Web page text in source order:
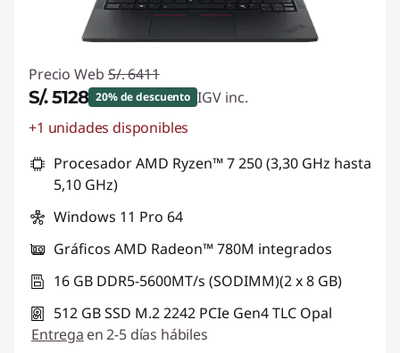
Precio Web S/. 6411
S/. 5128 20% de descuento IGV inc.
Ahorros instantáneos :
+1 unidades disponibles
Procesador AMD Ryzen™ 7 250 (3,30 GHz hasta
5,10 GHz)
Windows 11 Pro 64
Gráficos AMD Radeon™ 780M integrados
16 GB DDR5-5600MT/s (SODIMM)(2 x 8 GB)
512 GB SSD M.2 2242 PCIe Gen4 TLC Opal
Entrega en 2-5 días hábiles